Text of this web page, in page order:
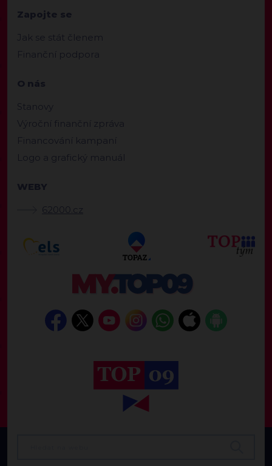
Zapojte se
Jak se stát členem
Finanční podpora
O nás
Stanovy
Výroční finanční zpráva
Financování kampaní
Logo a grafický manuál
WEBY
62000.cz